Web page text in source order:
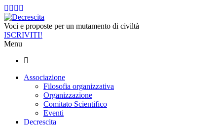
Voci e proposte per un mutamento di civiltà
ISCRIVITI!
Menu
Associazione
Filosofia organizzativa
Organizzazione
Comitato Scientifico
Eventi
Decrescita